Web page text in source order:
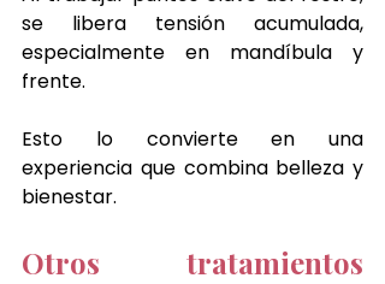
se libera tensión acumulada,
especialmente en mandíbula y
frente.
Esto lo convierte en una
experiencia que combina belleza y
bienestar.
Otros tratamientos